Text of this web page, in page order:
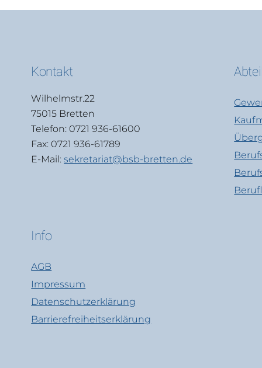
Kontakt
Wilhelmstr.22
75015 Bretten
Telefon: 0721 936-61600
Fax: 0721 936-61789
E-Mail: sekretariat@bsb-bretten.de
Info
AGB
Impressum
Datenschutzerklärung
Barrierefreiheitserklärung